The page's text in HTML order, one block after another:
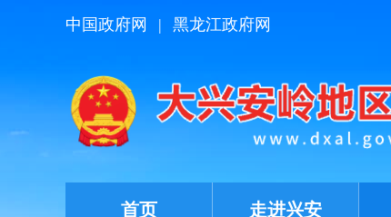
中国政府网 | 黑龙江政府网
首页 走进兴安